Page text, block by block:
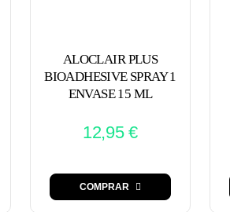
ALOCLAIR PLUS
BIOADHESIVE SPRAY 1
ENVASE 15 ML
12,95€
COMPRAR